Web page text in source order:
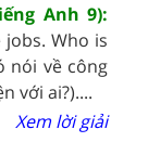
Anh 9):
Who is
nói về công
với ai?)....
Xem lời giải